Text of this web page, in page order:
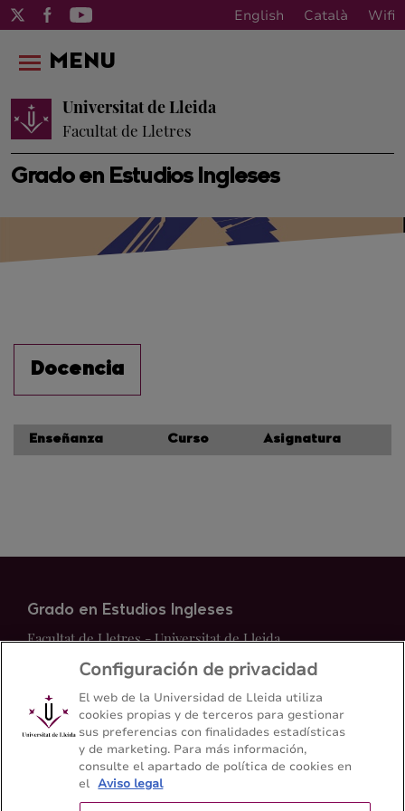
English Català Wifi
Grado en Estudios Ingleses
Universitat de Lleida
Facultat de Lletres
MENU
Docencia
Enseñanza Curso Asignatura
Grado en Estudios Ingleses
Facultat de Lletres - Universitat de Lleida
Mapa del web Contacto
973 70 21 08
Configuración de privacidad
El web de la Universidad de Lleida utiliza
cookies propias y de terceros para gestionar
sus preferencias con finalidades estadísticas
y de marketing. Para más información,
consulte el apartado de política de cookies en
el Aviso legal